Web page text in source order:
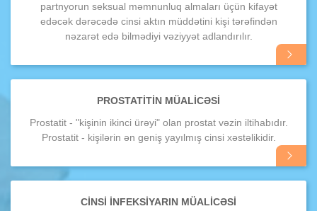
partnyorun seksual məmnunluq almaları üçün kifayət
edəcək dərəcədə cinsi aktın müddətini kişi tərəfindən
nəzarət edə bilmədiyi vəziyyət adlandırılır.
PROSTATITIN MÜALICƏSI
Prostatit - "kişinin ikinci ürəyi" olan prostat vəzin iltihabıdır.
Prostatit - kişilərin ən geniş yayılmış cinsi xəstəlikidir.
CINSI INFEKSIYARIN MÜALICƏSI